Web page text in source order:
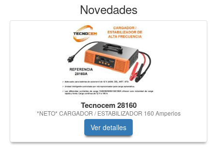
Novedades
Tecnocem 28160
*NETO* CARGADOR / ESTABILIZADOR 160 Amperios
Ver detalles